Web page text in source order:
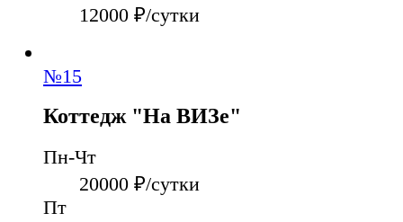
12000 ₽/сутки
№15
Коттедж "На ВИЗе"
Пн-Чт
20000 ₽/сутки
Пт